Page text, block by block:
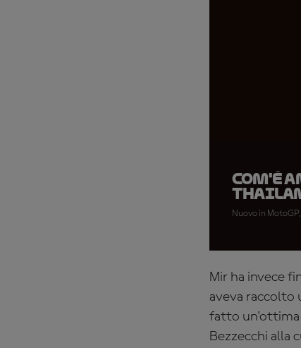
Com'è
Nuovo in
Mir ha invece
aveva raccolto
fatto un'ottima
Bezzecchi alla